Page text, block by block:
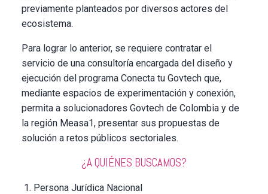
previamente planteados por diversos actores del
ecosistema.
Para lograr lo anterior, se requiere contratar el
servicio de una consultoría encargada del diseño y
ejecución del programa Conecta tu Govtech que,
mediante espacios de experimentación y conexión,
permita a solucionadores Govtech de Colombia y de
la región Measa1, presentar sus propuestas de
solución a retos públicos sectoriales.
¿A QUIÉNES BUSCAMOS?
Persona Jurídica Nacional